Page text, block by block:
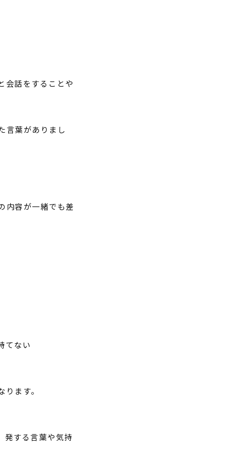
会話をすることや
言葉がありまし
内容が一緒でも差
てない
ます。
発する言葉や気持